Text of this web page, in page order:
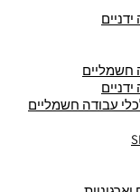
חשמליים
עבודה חשמליים